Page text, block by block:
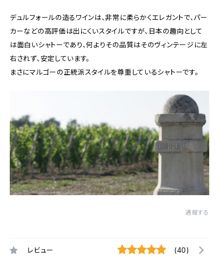
デュルフォールの造るワインは、非常に柔らかくエレガントで、パー
カーなどの高評価は出にくいスタイルですが、日本の趣向として
は面白いシャトーであり、何よりその品質はそのヴィンテージに左
右されず、安定しています。
まさにマルゴーの正統派スタイルを尊重しているシャトーです。
通報する
レビュー (40)